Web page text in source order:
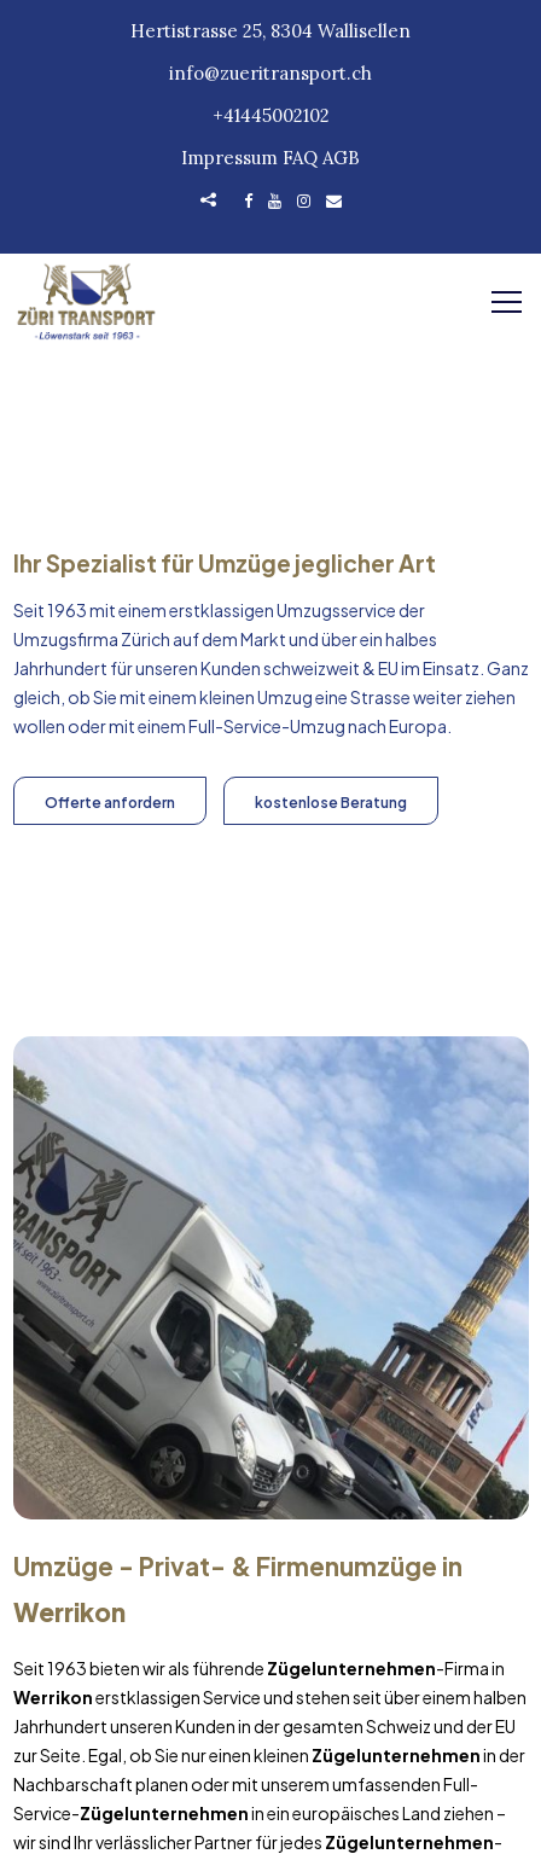
Hertistrasse 25, 8304 Wallisellen
info@zueritransport.ch
+41445002102
Impressum FAQ AGB
Ihr Spezialist für Umzüge jeglicher Art
Seit 1963 mit einem erstklassigen Umzugsservice der
Umzugsfirma Zürich auf dem Markt und über ein halbes
Jahrhundert für unseren Kunden schweizweit & EU im Einsatz. Ganz
gleich, ob Sie mit einem kleinen Umzug eine Strasse weiter ziehen
wollen oder mit einem Full-Service-Umzug nachEuropa
Offerte anfordern kostenlose Beratung
Umzüge - Privat- & Firmenumzüge in
Werrikon
Seit 1963 bieten wir als führende Zügelunternehmen-Firma in
Werrikonerstklassigen Service und stehen seit über einem halben
Jahrhundert unseren Kunden in der gesamten Schweiz und der EU
zur Seite. Egal, ob Sie nur einen kleinen Zügelunternehmenin der
Nachbarschaft planen oder mit unserem umfassenden Full-
Service-Zügelunternehmenin ein europäisches Land ziehen –
wir sind Ihr verlässlicher Partner für jedes Zügelunternehmen-